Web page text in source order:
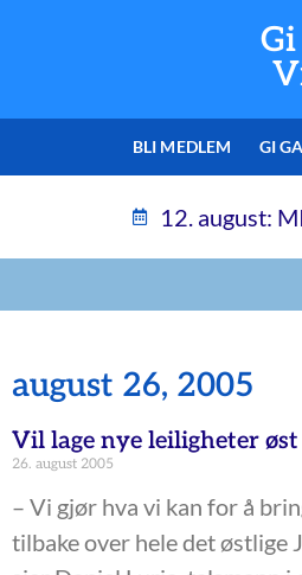
BLI MEDLEM GI
12. august:
august 26, 2005
Vil lage nye leiligheter
26. august 2005
– Vi gjør hva vi kan for å
tilbake over hele det østlige